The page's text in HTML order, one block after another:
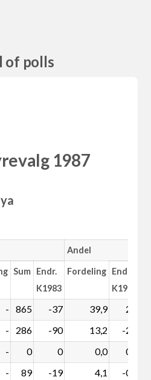
of polls
1987
Andel
Sum Endr.
K1983
Fordeling Endr.
K1983
- 865 -37 39,9 2,4
- 286 -90 13,2 -2,4
- 0 0 0,0 0,0
- 89 -19 4,1 -0,4